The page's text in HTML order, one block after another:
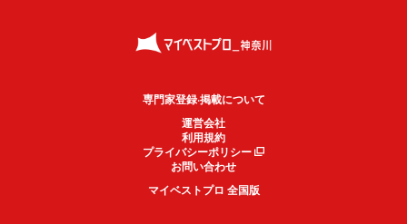
専門家登録·掲載について
運営会社
利用規約
プライバシーポリシー
お問い合わせ
マイベストプロ 全国版